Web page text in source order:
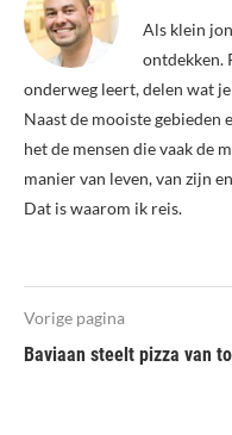
Als klein
ontdekken.
onderweg leert, delen wat
Naast de mooiste gebieden
het de mensen die vaak de
manier van leven, van zijn
Dat is waarom ik reis.
Vorige pagina
Baviaan steelt pizza van